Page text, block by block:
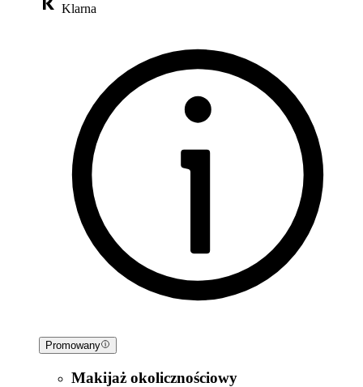
Klarna
Promowany
Makijaż okolicznościowy